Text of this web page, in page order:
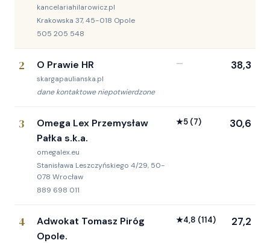
kancelariahilarowicz.pl
Krakowska 37, 45-018 Opole
505 205 548
2 O Prawie HR
skargapaulianska.pl
dane kontaktowe niepotwierdzone
— 38,3
3
Omega Lex Przemysław
Pałka s.k.a.
omegalex.eu
Stanisława Leszczyńskiego 4/29, 50-
078 Wrocław
889 698 011
★5 (7) 30,6
4
Adwokat Tomasz Piróg
Opole.
★4,8 (114) 27,2